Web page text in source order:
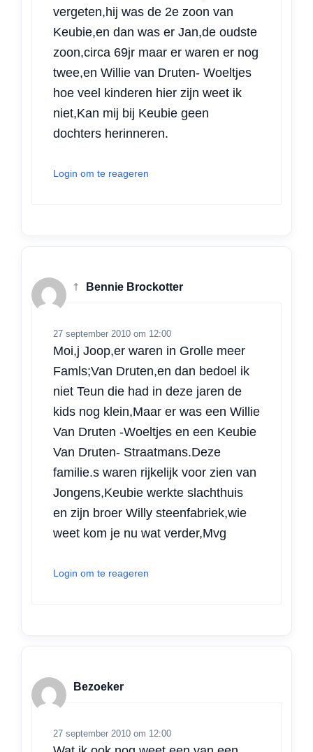
vergeten,hij was de 2e zoon van
Keubie,en dan was er Jan,de oudste
zoon,circa 69jr maar er waren er nog
twee,en Willie van Druten- Woeltjes
hoe veel kinderen hier zijn weet ik
niet,Kan mij bij Keubie geen
dochters herinneren.
Login om te reageren
† Bennie Brockotter
27 september 2010 om 12:00
Moi,j Joop,er waren in Grolle meer
Famls;Van Druten,en dan bedoel ik
niet Teun die had in deze jaren de
kids nog klein,Maar er was een Willie
Van Druten -Woeltjes en een Keubie
Van Druten- Straatmans.Deze
familie.s waren rijkelijk voor zien van
Jongens,Keubie werkte slachthuis
en zijn broer Willy steenfabriek,wie
weet kom je nu wat verder,Mvg
Login om te reageren
Bezoeker
27 september 2010 om 12:00